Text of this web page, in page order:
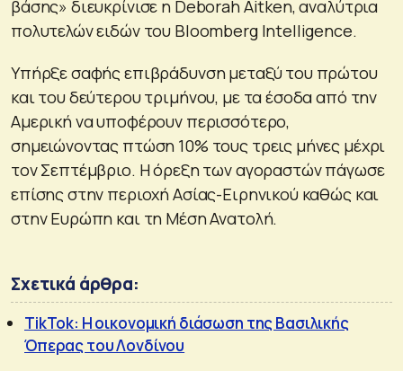
βάσης» διευκρίνισε η Deborah Aitken, αναλύτρια
πολυτελών ειδών του Bloomberg Intelligence.
Υπήρξε σαφής επιβράδυνση μεταξύ του πρώτου
και του δεύτερου τριμήνου, με τα έσοδα από την
Αμερική να υποφέρουν περισσότερο,
σημειώνοντας πτώση 10% τους τρεις μήνες μέχρι
τον Σεπτέμβριο. Η όρεξη των αγοραστών πάγωσε
επίσης στην περιοχή Ασίας-Ειρηνικού καθώς και
στην Ευρώπη και τη Μέση Ανατολή.
Σχετικά άρθρα:
TikTok: Η οικονομική διάσωση της Βασιλικής
Όπερας του Λονδίνου